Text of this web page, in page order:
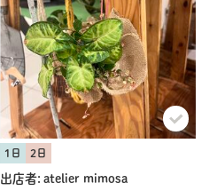
1日 2日
出店者: atelier mimosa